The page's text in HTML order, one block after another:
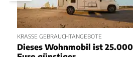
KRASSE GEBRAUCHTANGEBOTE
Dieses Wohnmobil ist 25.000